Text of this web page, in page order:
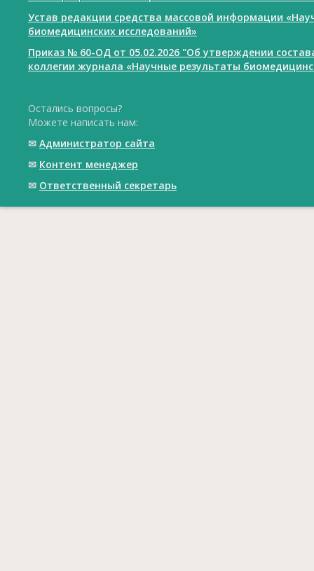
Устав редакции средства массовой информации
биомедицинских исследований»
Приказ № 60-ОД от 05.02.2026 "Об утверждении
коллегии журнала «Научные результаты
Остались вопросы?
Можете написать нам:
✉ Администратор сайта
✉ Контент менеджер
✉ Ответственный cекретарь